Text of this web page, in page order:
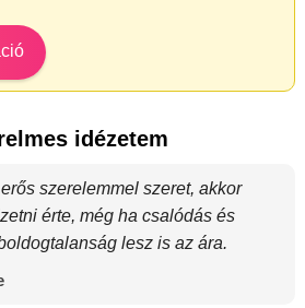
idézetem
szerelemmel szeret, akkor
érte, még ha csalódás és
lesz is az ára.